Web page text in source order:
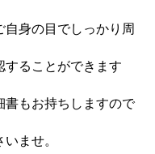
自身の目でしっかり周
することができます
書もお持ちしますので
ませ。